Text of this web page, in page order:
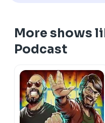
#otrabalhodevolve
More shows
Podcast